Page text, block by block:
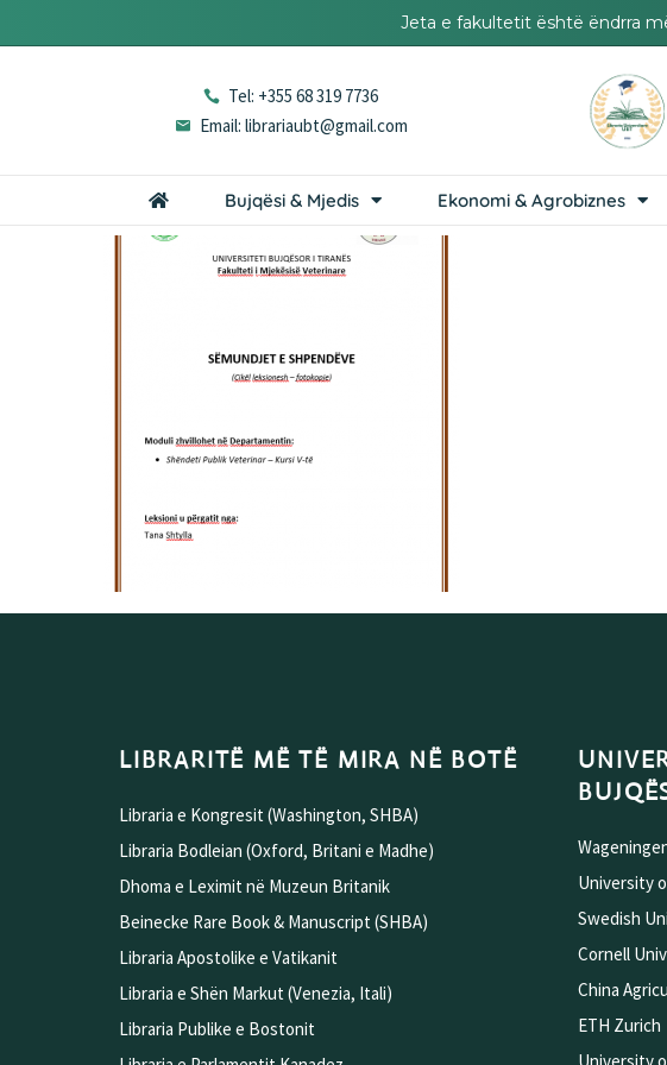
Jeta e fakultetit është ëndrra
Tel: +355 68 319 7736
Email: librariaubt@gmail.com
Bujqësi & Mjedis Ekonomi & Agrobiznes
LIBRARITË MË TË MIRA NË BOTË
Libraria e Kongresit (Washington, SHBA)
Libraria Bodleian (Oxford, Britani e Madhe)
Dhoma e Leximit në Muzeun Britanik
Beinecke Rare Book & Manuscript (SHBA)
Libraria Apostolike e Vatikanit
Libraria e Shën Markut (Venezia, Itali)
Libraria Publike e Bostonit
University
Swedish
Cornell
China
ETH Zurich